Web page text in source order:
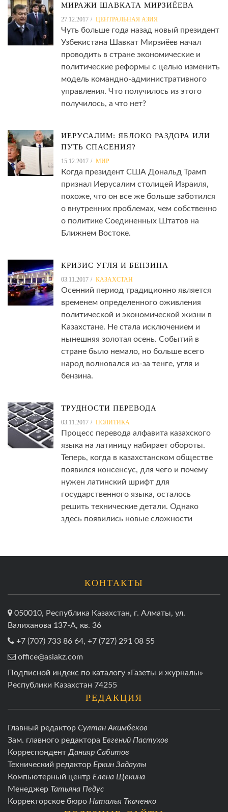
МИРАЖИ ШАВКАТА МИРЗИЁЕВА
27.12.2017 ЦЕНТРАЛЬНАЯ АЗИЯ
Чуть больше года назад новый президент
Узбекистана Шавкат Мирзиёев начал
проводить в стране экономические и
политические реформы с целью изменить
модель командно-административного
управления. Что получилось из этого
получилось, а что нет?
ИЕРУСАЛИМ: ЯБЛОКО РАЗДОРА ИЛИ
ПУТЬ СПАСЕНИЯ?
15.12.2017 МИР
Когда президент США Дональд Трамп
признал Иерусалим столицей Израиля,
похоже, что он все же больше заботился
о внутренних проблемах, чем собственно
о политике Соединенных Штатов на
Ближнем Востоке.
КРИЗИС УГЛЯ И БЕНЗИНА
03.11.2017 КАЗАХСТАН
Осенний период традиционно является
временем определенного оживления
политической и экономической жизни в
Казахстане. Не стала исключением и
нынешняя золотая осень. Событий в
стране было немало, но больше всего
народ волновался из-за тенге, угля и
бензина.
ТРУДНОСТИ ПЕРЕВОДА
03.11.2017 ПОЛИТИКА
Процесс перевода алфавита казахского
языка на латиницу набирает обороты.
Теперь, когда в казахстанском обществе
появился консенсус, для чего и почему
нужен латинский шрифт для
государственного языка, осталось
решить технические детали. Однако
здесь появились новые сложности
КОНТАКТЫ
050010, Республика Казахстан, г. Алматы, ул.
Валиханова 137-А, кв. 36
+7 (707) 733 86 64, +7 (727) 291 08 55
office@asiakz.com
Подписной индекс по каталогу «Газеты и журналы»
Республики Казахстан 74255
РЕДАКЦИЯ
Главный редактор Султан Акимбеков
Зам. главного редактора Евгений Пастухов
Корреспондент Данияр Сабитов
Технический редактор Еркин Задаулы
Компьютерный центр Елена Щекина
Менеджер Татьяна Педус
Корректорское бюро Наталья Ткаченко